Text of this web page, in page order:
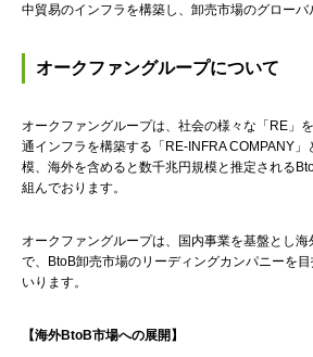
中貿易のインフラを構築し、卸売市場のグローバ
オークファングループについて
オークファングループは、社会の様々な「RE」
通インフラを構築する「RE-INFRA COMPANY
模、海外を含めると数千兆円規模と推定される
組んでおります。
オークファングループは、国内事業を基盤とし
で、BtoB卸売市場のリーディングカンパニーを
いります。
【海外BtoB市場への展開】